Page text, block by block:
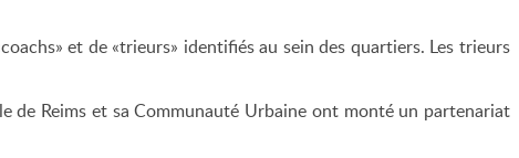
et de «trieurs» identifiés au sein des quartiers. Les trieurs
de Reims et sa Communauté Urbaine ont monté un partenariat